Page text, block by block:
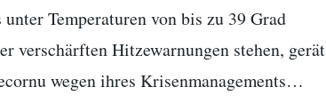
Temperaturen von bis zu 39 Grad
verschärften Hitzewarnungen stehen, gerät
wegen ihres Krisenmanagements…